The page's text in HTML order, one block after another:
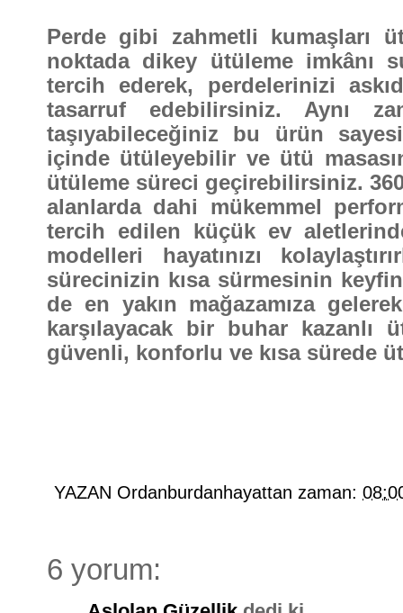
Perde gibi zahmetli kumaşları
noktada dikey ütüleme imkânı
tercih ederek, perdelerinizi
tasarruf edebilirsiniz. Aynı
taşıyabileceğiniz bu ürün
içinde ütüleyebilir ve ütü
ütüleme süreci geçirebilirsiniz.
alanlarda dahi mükemmel
tercih edilen küçük ev
modelleri hayatınızı
sürecinizin kısa sürmesinin
de en yakın mağazamıza
karşılayacak bir buhar kazanlı
güvenli, konforlu ve kısa sürede
YAZAN Ordanburdanhayattan zaman:
6 yorum: